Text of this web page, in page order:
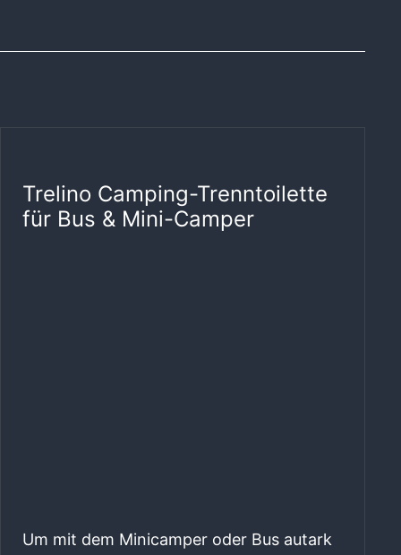
Trelino Camping-Trenntoilette
für Bus & Mini-Camper
Um mit dem Minicamper oder Bus autark